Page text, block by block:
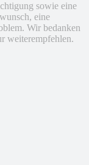
sowie eine
eine
Wir bedanken
weiterempfehlen.